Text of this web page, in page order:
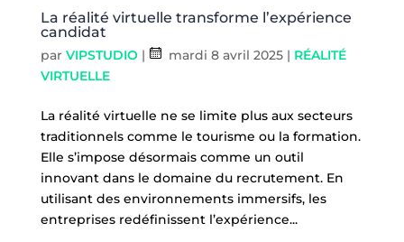
La réalité virtuelle transforme l’expérience
candidat
par VIPSTUDIO| mardi 8 avril 2025| RÉALITÉ
VIRTUELLE
La réalité virtuelle ne se limite plus aux secteurs
traditionnels comme le tourisme ou la formation.
Elle s’impose désormais comme un outil
innovant dans le domaine du recrutement. En
utilisant des environnements immersifs, les
entreprises redéfinissent l’expérience...